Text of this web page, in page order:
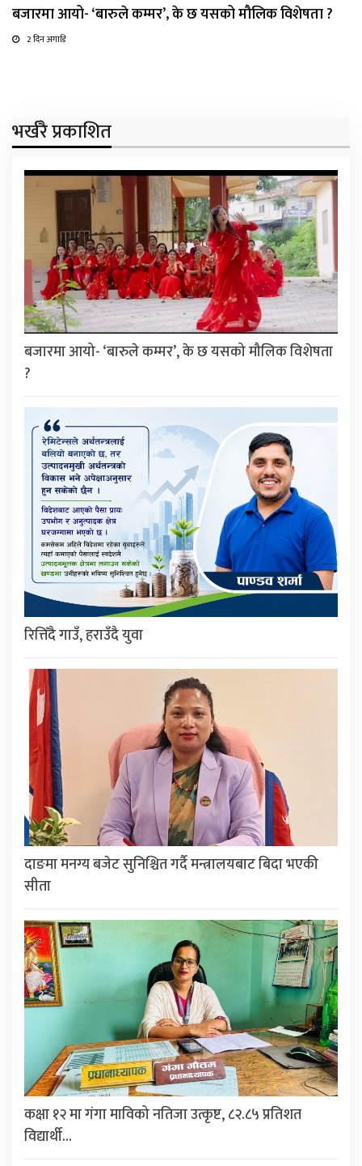
बजारमा आयो- ‘बारुले कम्मर’, के छ यसको मौलिक विशेषता ?
2 दिन अगाडि
भर्खरै प्रकाशित
बजारमा आयो- ‘बारुले कम्मर’, के छ यसको मौलिक विशेषता
?
रित्तिँदै गाउँ, हराउँदै युवा
दाङमा मनग्य बजेट सुनिश्चित गर्दै मन्त्रालयबाट बिदा भएकी
सीता
कक्षा १२ मा गंगा माविको नतिजा उत्कृष्ट, ८२.८५ प्रतिशत
विद्यार्थी…